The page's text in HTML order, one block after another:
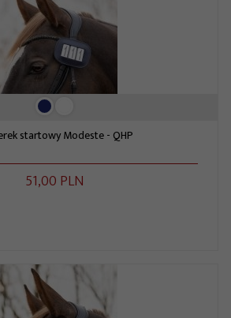
startowy Modeste - QHP
51,00 PLN